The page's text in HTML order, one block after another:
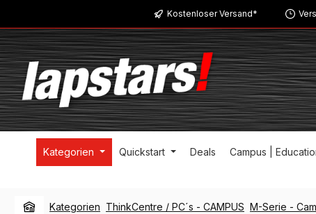
Zur Hauptnavigation springenKostenloser Versand*
Kategorien Quickstart Deals Campus |
Kategorien ThinkCentre / PC´s - CAMPUS M-Serie -